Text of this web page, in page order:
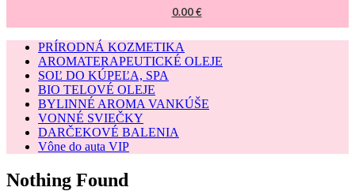
0.00€
PRÍRODNÁ KOZMETIKA
AROMATERAPEUTICKÉ OLEJE
SOĽ DO KÚPEĽA, SPA
BIO TELOVÉ OLEJE
BYLINNÉ AROMA VANKÚŠE
VONNÉ SVIEČKY
DARČEKOVÉ BALENIA
Vône do auta VIP
Nothing Found